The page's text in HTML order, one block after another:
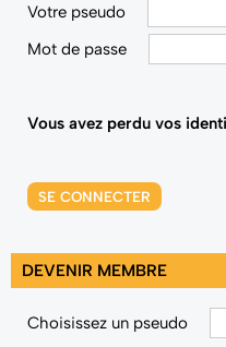
Votre pseudo
Mot de passe
Vous avez perdu vos
SE CONNECTER
DEVENIR MEMBRE
Choisissez un pseudo